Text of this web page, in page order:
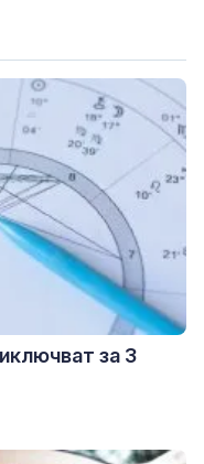
за 3